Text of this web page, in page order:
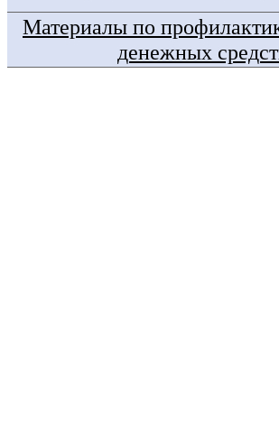
Материалы по
денежных